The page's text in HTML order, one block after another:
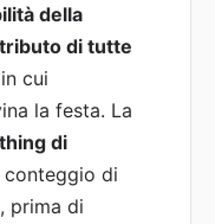
della
di tutte
cui
la festa. La
di
conteggio di
prima di